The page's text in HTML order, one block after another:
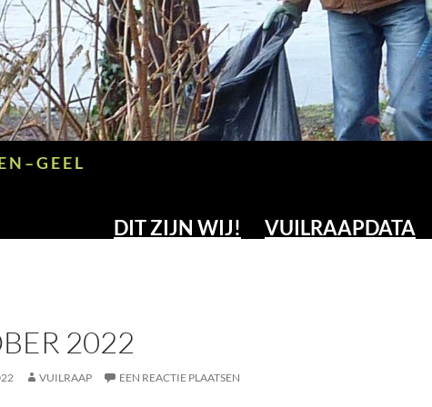
N – G E E L
DIT ZIJN WIJ! VUILRAAPDATA
2022
VUILRAAP EEN REACTIE PLAATSEN